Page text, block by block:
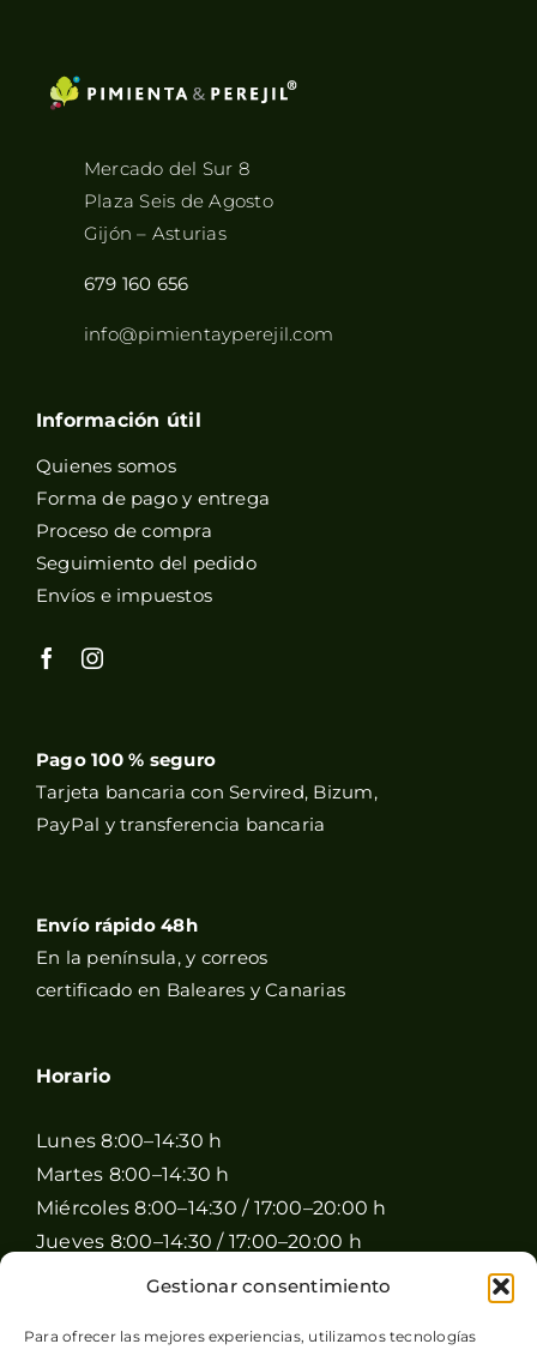
Gestionar consentimiento
Para ofrecer las mejores experiencias, utilizamos tecnologías
Mercado del Sur 8
Plaza Seis de Agosto
Gijón – Asturias
679 160 656
info@pimientayperejil.com
Información útil
Quienes somos
Forma de pago y entrega
Proceso de compra
Seguimiento del pedido
Envíos e impuestos
Pago 100 % seguro
Tarjeta bancaria con Servired, Bizum,
PayPal y transferencia bancaria
Envío rápido 48h
En la península, y correos
certificado en Baleares y Canarias
Horario
Lunes 8:00–14:30 h
Martes 8:00–14:30 h
Miércoles 8:00–14:30 / 17:00–20:00 h
Jueves 8:00–14:30 / 17:00–20:00 h
Viernes 8:00–14:30 / 17:00–20:00 h
Domingo Cerrado